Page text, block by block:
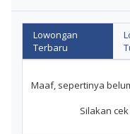
Lowongan
Terbaru
Maaf, sepertinya
Silakan